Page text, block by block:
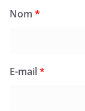
Nom *
E-mail*